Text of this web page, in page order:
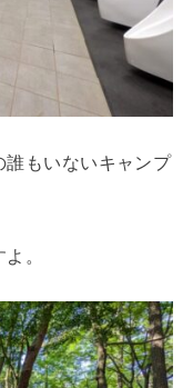
誰もいないキャンプ
。